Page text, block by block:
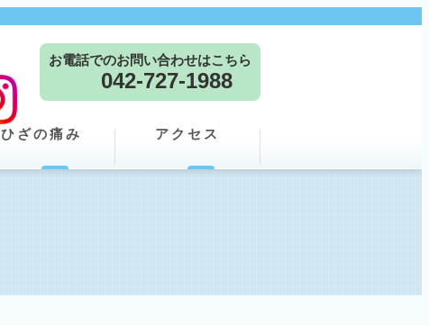
お電話でのお問い合わせはこちら
042-727-1988
ひざの痛み アクセス